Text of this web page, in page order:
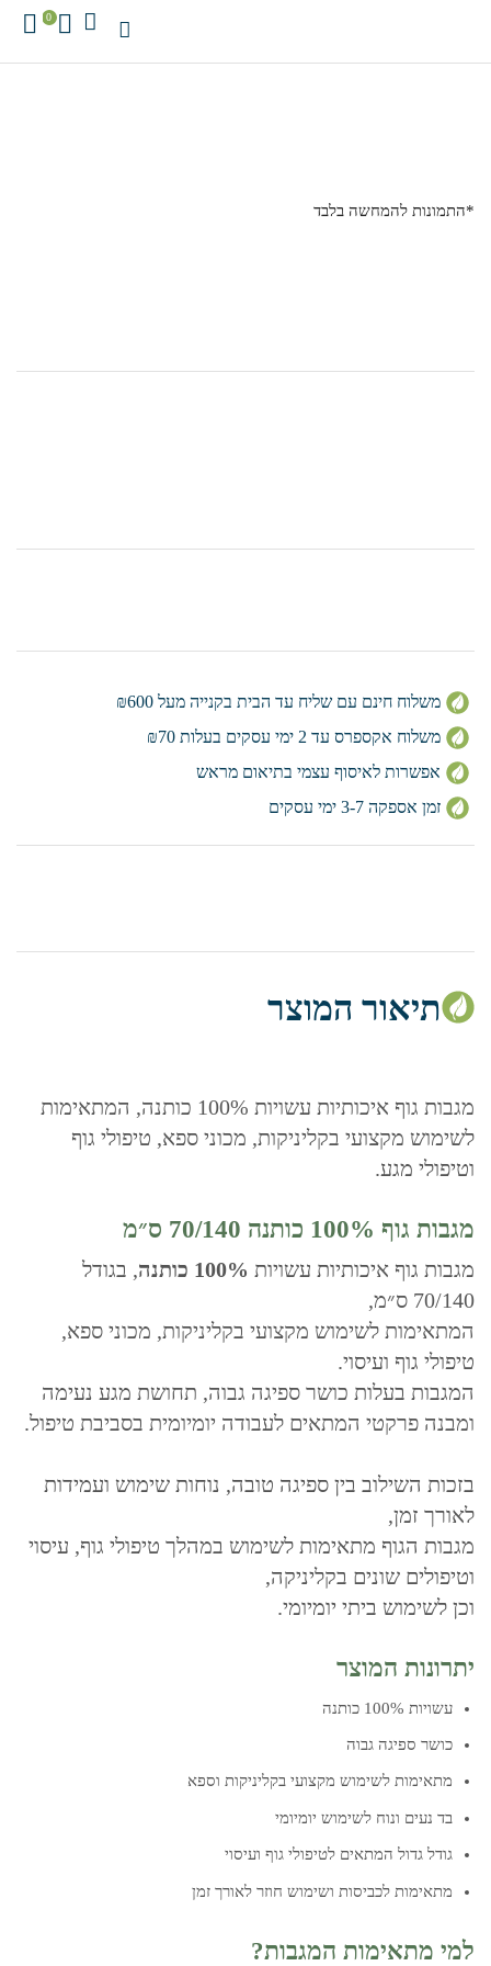
0
*התמונות להמחשה בלבד
משלוח חינם עם שליח עד הבית בקנייה מעל ₪600
משלוח אקספרס עד 2 ימי עסקים בעלות ₪70
אפשרות לאיסוף עצמי בתיאום מראש
זמן אספקה 3-7 ימי עסקים
תיאור המוצר
מגבות גוף איכותיות עשויות 100% כותנה, המתאימות
לשימוש מקצועי בקליניקות, מכוני ספא, טיפולי גוף
וטיפולי מגע.
מגבות גוף 100% כותנה 70/140 ס״מ
מגבות גוף איכותיות עשויות 100% כותנה
, בגודל
70/140 ס״מ,
המתאימות לשימוש מקצועי בקליניקות, מכוני ספא,
טיפולי גוף ועיסוי.
המגבות בעלות כושר ספיגה גבוה, תחושת מגע נעימה
ומבנה פרקטי המתאים לעבודה יומיומית בסביבת טיפול.
בזכות השילוב בין ספיגה טובה, נוחות שימוש ועמידות
לאורך זמן,
מגבות הגוף מתאימות לשימוש במהלך טיפולי גוף, עיסוי
וטיפולים שונים בקליניקה,
וכן לשימוש ביתי יומיומי.
יתרונות המוצר
עשויות 100% כותנה
כושר ספיגה גבוה
מתאימות לשימוש מקצועי בקליניקות וספא
בד נעים ונוח לשימוש יומיומי
גודל גדול המתאים לטיפולי גוף ועיסוי
מתאימות לכביסות ושימוש חוזר לאורך זמן
למי מתאימות המגבות?